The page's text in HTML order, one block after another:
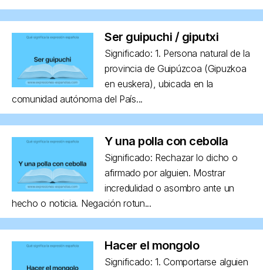
Ser guipuchi / giputxi
Significado: 1. Persona natural de la
provincia de Guipúzcoa (Gipuzkoa
en euskera), ubicada en la
comunidad autónoma del País...
Y una polla con cebolla
Significado: Rechazar lo dicho o
afirmado por alguien. Mostrar
incredulidad o asombro ante un
hecho o noticia. Negación rotun...
Hacer el mongolo
Significado: 1. Comportarse alguien